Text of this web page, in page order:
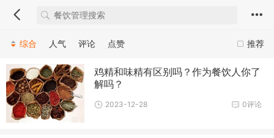
推荐
综合 人气 评论 点赞
鸡精和味精有区别吗？作为餐饮人你了
解吗？
0评论
2023-12-28